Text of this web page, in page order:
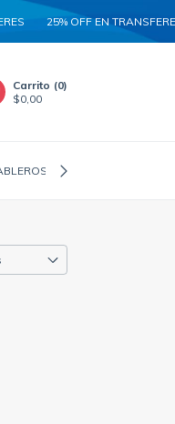
25% OFF EN TRANSFERENCIA
Carrito (0)
$0,00